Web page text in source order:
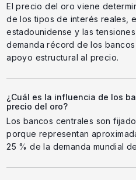
El precio del oro viene
de los tipos de interés reales,
estadounidense y las
demanda récord de los
apoyo estructural al precio.
¿Cuál es la influencia de los
precio del oro?
Los bancos centrales son
porque representan
25 % de la demanda mundial